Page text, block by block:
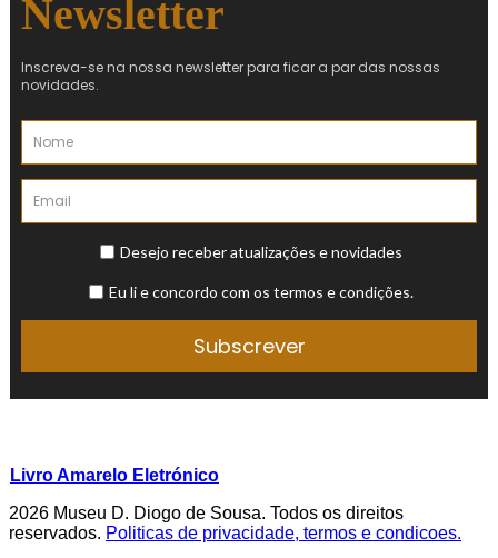
Livro Amarelo Eletrónico
2026 Museu D. Diogo de Sousa. Todos os direitos
reservados. Politicas de privacidade, termos e condicoes.